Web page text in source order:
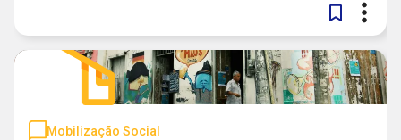
Mobilização Social